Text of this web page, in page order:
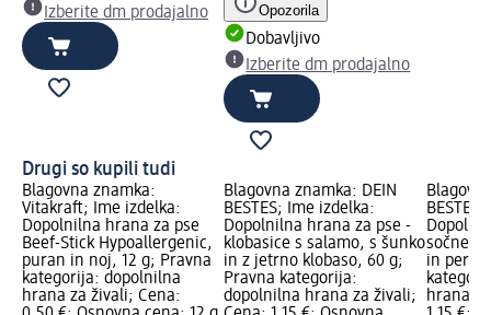
Izberite dm prodajalno
Opozorila
Dobavljivo
Izberite dm prodajalno
Drugi so kupili tudi
Blagovna znamka:
Vitakraft; Ime izdelka:
Dopolnilna hrana za pse
Beef-Stick Hypoallergenic,
puran in noj, 12 g; Pravna
kategorija: dopolnilna
hrana za živali; Cena:
Blagovna znamka: DEIN
BESTES; Ime izdelka:
Dopolnilna hrana za pse -
klobasice s salamo, s šunko
in z jetrno klobaso, 60 g;
Pravna kategorija:
dopolnilna hrana za živali;
sočne
in
hrana